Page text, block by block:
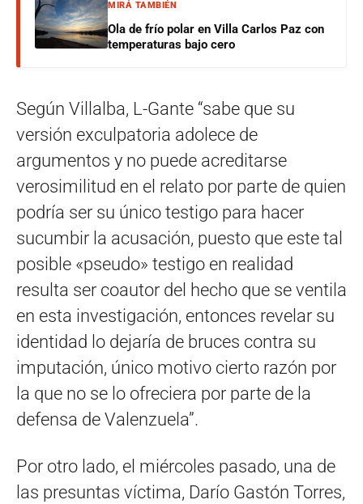
MIRÁ TAMBIÉN
Ola de frío polar en Villa Carlos Paz con
temperaturas bajo cero
Según Villalba, L-Gante “sabe que su
versión exculpatoria adolece de
argumentos y no puede acreditarse
verosimilitud en el relato por parte de quien
podría ser su único testigo para hacer
sucumbir la acusación, puesto que este tal
posible «pseudo» testigo en realidad
resulta ser coautor del hecho que se ventila
en esta investigación, entonces revelar su
identidad lo dejaría de bruces contra su
imputación, único motivo cierto razón por
la que no se lo ofreciera por parte de la
defensa de Valenzuela”.
Por otro lado, el miércoles pasado, una de
las presuntas víctima, Darío Gastón Torres,